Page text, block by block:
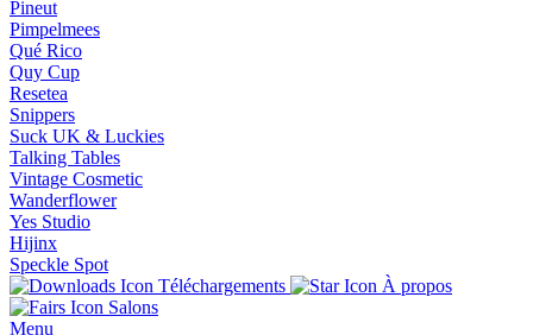
Pineut
Pimpelmees
Qué Rico
Quy Cup
Resetea
Snippers
Suck UK & Luckies
Talking Tables
Vintage Cosmetic
Wanderflower
Yes Studio
Hijinx
Speckle Spot
Téléchargements
À propos
Salons
Menu